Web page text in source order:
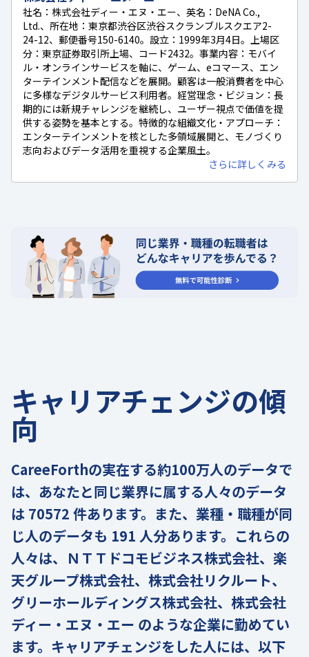
社名：株式会社ディー・エヌ・エー、英名：DeNA Co.,
Ltd.、所在地：東京都渋谷区渋谷スクランブルスクエア2-
24-12、郵便番号150-6140。設立：1999年3月4日。上場区
分：東京証券取引所上場、コード2432。事業内容：モバイ
ル・オンラインサービスを軸に、ゲーム、eコマース、エン
ターテインメント配信などを展開。顧客は一般消費者を中心
に多様なデジタルサービス利用者。経営理念・ビジョン：長
期的には新規チャレンジを継続し、ユーザー視点で価値を提
供する姿勢を基本とする。特徴的な組織文化・アプローチ：
エンターテインメントを核とした多領域展開と、モノづくり
志向およびデータ活用を重視する企業風土。
さらに詳しくみる
キャリアチェンジの傾
向
CareeForthの実在する約100万人のデータで
は、あなたと同じ業界に属する人々のデータ
は 70572 件あります。また、業種・職種が同
じ人のデータも 191 人分あります。これらの
人々は、ＮＴＴドコモビジネス株式会社、楽
天グループ株式会社、株式会社リクルート、
グリーホールディングス株式会社、株式会社
ディー・エヌ・エー のような企業に勤めてい
ます。キャリアチェンジをした人には、以下